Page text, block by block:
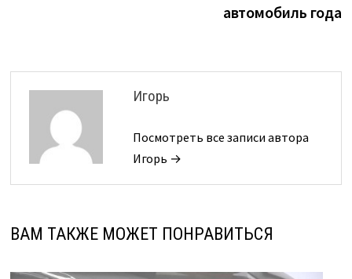
автомобиль года
Игорь
Посмотреть все записи автора
Игорь →
ВАМ ТАКЖЕ МОЖЕТ ПОНРАВИТЬСЯ